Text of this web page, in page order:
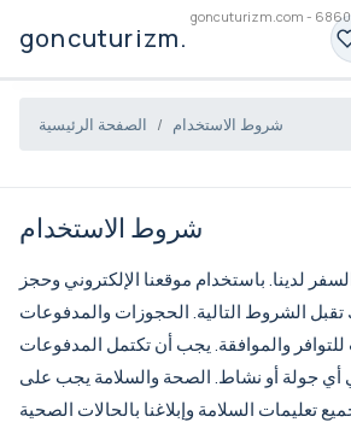
goncuturizm.com - 6860
goncuturizm.com
الصفحة الرئيسية شروط الاستخدام
شروط الاستخدام
لدينا. باستخدام موقعنا الإلكتروني وحجز
تقبل الشروط التالية. الحجوزات والمدفوعات
والموافقة. يجب أن تكتمل المدفوعات
أي جولة أو نشاط. الصحة والسلامة يجب على
تعليمات السلامة وإبلاغنا بالحالات الصحية